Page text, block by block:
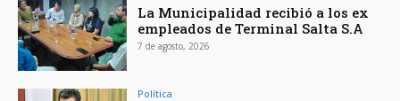
La Municipalidad recibió a los ex
empleados de Terminal Salta S.A
7 de agosto, 2026
Política